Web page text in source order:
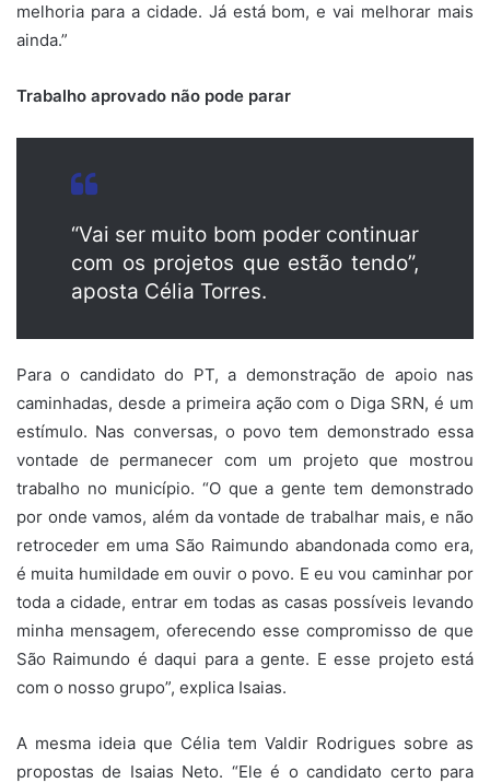
melhoria para a cidade. Já está bom, e vai melhorar mais
ainda.”
Trabalho aprovado não pode parar
“Vai ser muito bom poder continuar
com os projetos que estão tendo”,
aposta Célia Torres.
Para o candidato do PT, a demonstração de apoio nas
caminhadas, desde a primeira ação com o Diga SRN, é um
estímulo. Nas conversas, o povo tem demonstrado essa
vontade de permanecer com um projeto que mostrou
trabalho no município. “O que a gente tem demonstrado
por onde vamos, além da vontade de trabalhar mais, e não
retroceder em uma São Raimundo abandonada como era,
é muita humildade em ouvir o povo. E eu vou caminhar por
toda a cidade, entrar em todas as casas possíveis levando
minha mensagem, oferecendo esse compromisso de que
São Raimundo é daqui para a gente. E esse projeto está
com o nosso grupo”, explica Isaias.
A mesma ideia que Célia tem Valdir Rodrigues sobre as
propostas de Isaias Neto. “Ele é o candidato certo para